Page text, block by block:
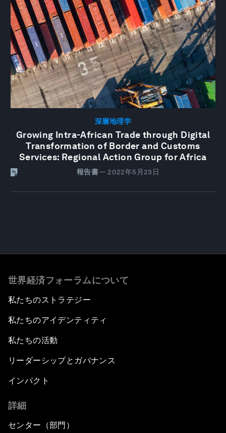
深層地理学
Growing Intra-African Trade through Digital
Transformation of Border and Customs
Services: Regional Action Group for Africa
報告書— 2022年5月23日
世界経済フォーラムについて
私たちのストラテジー
私たちのアイデンティティ
私たちの活動
リーダーシップとガバナンス
インパクト
詳細
センター（部門）